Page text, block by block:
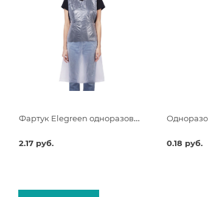
Фартук Elegreen одноразовый белый Премиум 68х120 п/э
2.17 руб. 0.18 руб.